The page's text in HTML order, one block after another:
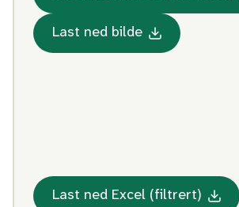
Last ned bildeMed statistikk
Last ned Excel (filtrert) Med